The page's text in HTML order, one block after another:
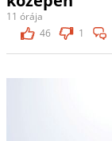
11 órája
46
1